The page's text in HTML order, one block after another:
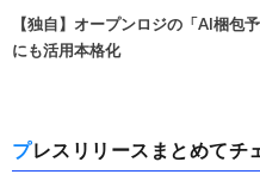
【独自】オープンロジの「AI梱包
にも活用本格化
プレスリリースまとめてチ